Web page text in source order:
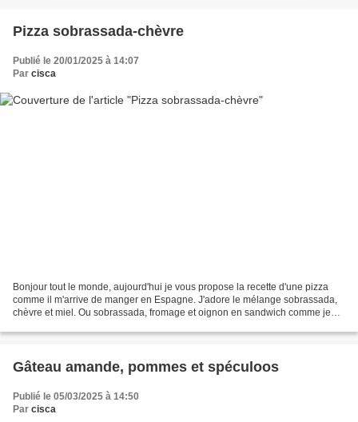
Pizza sobrassada-chèvre
Publié le 20/01/2025 à 14:07
Par cisca
Bonjour tout le monde, aujourd'hui je vous propose la recette d'une pizza
comme il m'arrive de manger en Espagne. J'adore le mélange sobrassada,
chèvre et miel. Ou sobrassada, fromage et oignon en sandwich comme je
Gâteau amande, pommes et spéculoos
Publié le 05/03/2025 à 14:50
Par cisca